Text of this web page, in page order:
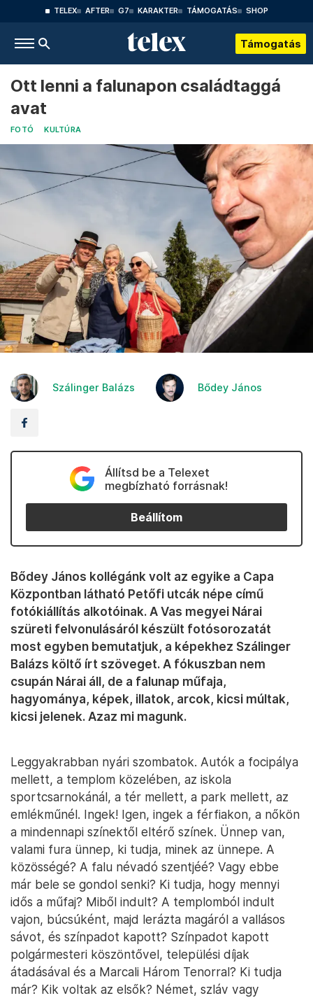
TELEX AFTER G7 KARAKTER TÁMOGATÁS SHOP
Támogatás
Ott lenni a falunapon családtaggá
avat
FOTÓ KULTÚRA
Szálinger Balázs Bődey János
Állítsd be a Telexet
megbízható forrásnak!
Beállítom
Bődey János kollégánk volt az egyike a Capa
Központban látható Petőfi utcák népe című
fotókiállítás alkotóinak. A Vas megyei Nárai
szüreti felvonulásáról készült fotósorozatát
most egyben bemutatjuk, a képekhez Szálinger
Balázs költő írt szöveget. A fókuszban nem
csupán Nárai áll, de a falunap műfaja,
hagyománya, képek, illatok, arcok, kicsi múltak,
kicsi jelenek. Azaz mi magunk.
Leggyakrabban nyári szombatok. Autók a focipálya
mellett, a templom közelében, az iskola
sportcsarnokánál, a tér mellett, a park mellett, az
emlékműnél. Ingek! Igen, ingek a férfiakon, a nőkön
a mindennapi színektől eltérő színek. Ünnep van,
valami fura ünnep, ki tudja, minek az ünnepe. A
közösségé? A falu névadó szentjéé? Vagy ebbe
már bele se gondol senki? Ki tudja, hogy mennyi
idős a műfaj? Miből indult? A templomból indult
vajon, búcsúként, majd lerázta magáról a vallásos
sávot, és színpadot kapott? Színpadot kapott
polgármesteri köszöntővel, települési díjak
átadásával és a Marcali Három Tenorral? Ki tudja
már? Kik voltak az elsők? Német, szláv vagy